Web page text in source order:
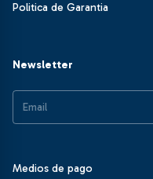
Politica de Garantia
Newsletter
Medios de pago